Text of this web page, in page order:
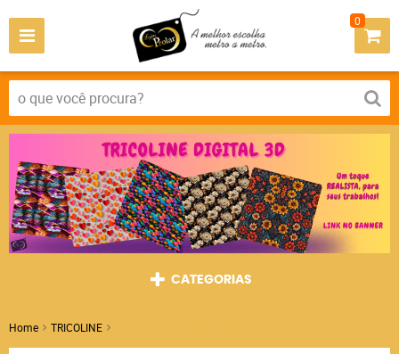
0
CATEGORIAS
Home TRICOLINE